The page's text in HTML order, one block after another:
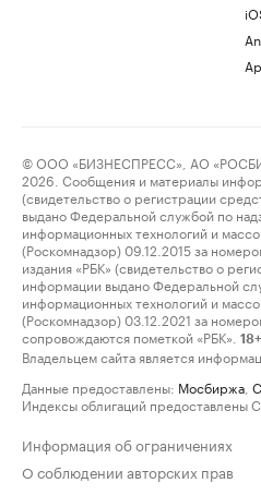
© ООО «БИЗНЕСПРЕСС», АО
2026. Сообщения и материалы
(свидетельство о регистрации
выдано Федеральной службой по
информационных технологий и
(Роскомнадзор) 09.12.2015 за
издания «РБК» (свидетельство о
информации выдано Федеральной
информационных технологий и
(Роскомнадзор) 03.12.2021 за
сопровождаются пометкой «РБК».
18+
Владельцем сайта является
Данные предоставлены: Мосбиржа
Индексы облигаций предоставлены
Информация об ограничениях
О соблюдении авторских прав